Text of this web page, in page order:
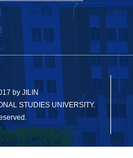
by JILIN
STUDIES UNIVERSITY.